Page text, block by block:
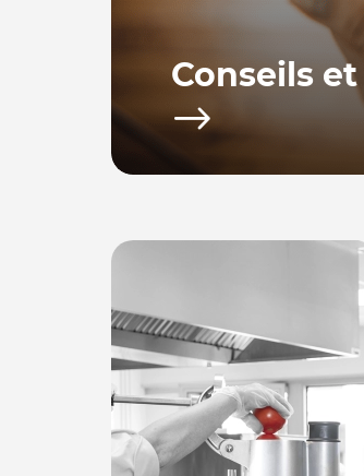
Conseils
Bacchus equipements
d’achat afin de vous
utiliser votre équipement.